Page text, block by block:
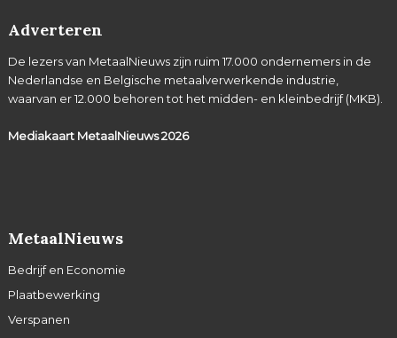
Adverteren
De lezers van MetaalNieuws zijn ruim 17.000 ondernemers in de
Nederlandse en Belgische metaalverwerkende industrie,
waarvan er 12.000 behoren tot het midden- en kleinbedrijf (MKB).
Mediakaart MetaalNieuws2026
MetaalNieuws
Bedrijf en Economie
Plaatbewerking
Verspanen